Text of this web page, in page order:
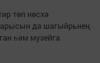
төп нөсхә
да шагыйрьнең
һәм музейга